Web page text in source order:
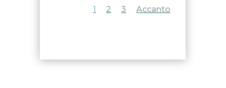
1 2 3 Accanto